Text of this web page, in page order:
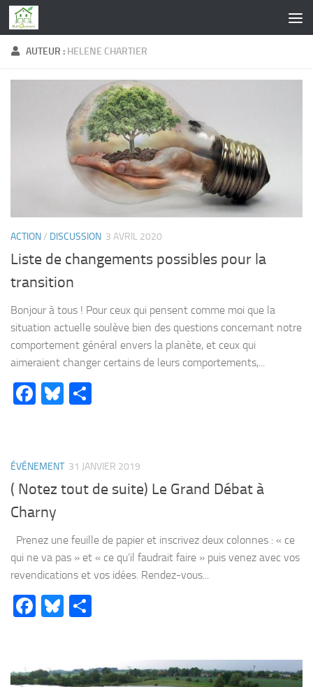
Skip to content
AUTEUR : HELENE CHARTIER
ACTION/ DISCUSSION 3 AVRIL 2020
Liste de changements possibles pour la
transition
Bonjour à tous ! Pour ceux qui pensent comme moi que la
situation actuelle soulève bien des questions concernant notre
comportement général envers la planète, et ceux qui
aimeraient changer certains de leurs comportements,...
Facebook
Bluesky
ÉVÉNEMENT 31 JANVIER 2019
( Notez tout de suite) Le Grand Débat à
Charny
Prenez une feuille de papier et inscrivez deux colonnes : « ce
qui ne va pas » et « ce qu’il faudrait faire » puis venez avec vos
revendications et vos idées. Rendez-vous...
Facebook
Bluesky